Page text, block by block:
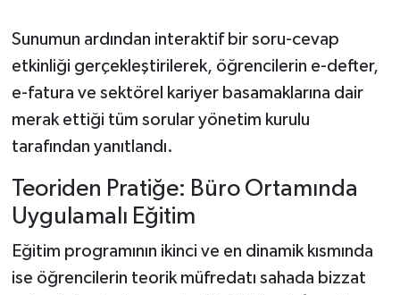
Sunumun ardından interaktif bir soru-cevap
etkinliği gerçekleştirilerek, öğrencilerin e-defter,
e-fatura ve sektörel kariyer basamaklarına dair
merak ettiği tüm sorular yönetim kurulu
tarafından yanıtlandı.
Teoriden Pratiğe: Büro Ortamında
Uygulamalı Eğitim
Eğitim programının ikinci ve en dinamik kısmında
ise öğrencilerin teorik müfredatı sahada bizzat